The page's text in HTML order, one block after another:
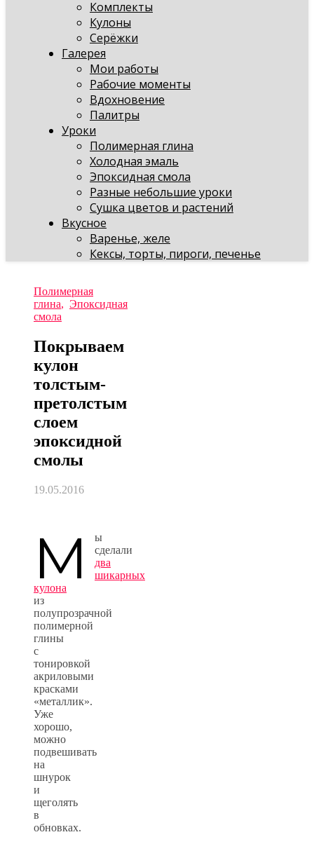
Комплекты
Кулоны
Серёжки
Галерея
Мои работы
Рабочие моменты
Вдохновение
Палитры
Уроки
Полимерная глина
Холодная эмаль
Эпоксидная смола
Разные небольшие уроки
Сушка цветов и растений
Вкусное
Варенье, желе
Кексы, торты, пироги, печенье
Полимерная
глина, Эпоксидная
смола
Покрываем
кулон
толстым-
претолстым
слоем
эпоксидной
смолы
19.05.2016
М
ы
сделали
два
шикарных
кулона
из
полупрозрачной
полимерной
глины
с
тонировкой
акриловыми
красками
«металлик».
Уже
хорошо,
можно
подвешивать
на
шнурок
и
щеголять
в
обновках.